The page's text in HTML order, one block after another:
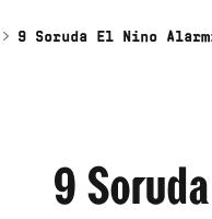
9 Soruda El Nino
9